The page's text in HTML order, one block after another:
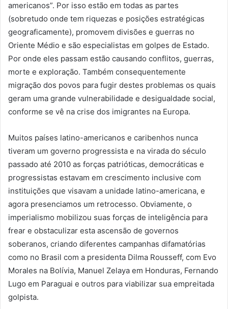
americanos”. Por isso estão em todas as partes
(sobretudo onde tem riquezas e posições estratégicas
geograficamente), promovem divisões e guerras no
Oriente Médio e são especialistas em golpes de Estado.
Por onde eles passam estão causando conflitos, guerras,
morte e exploração. Também consequentemente
migração dos povos para fugir destes problemas os quais
geram uma grande vulnerabilidade e desigualdade social,
conforme se vê na crise dos imigrantes na Europa.
Muitos países latino-americanos e caribenhos nunca
tiveram um governo progressista e na virada do século
passado até 2010 as forças patrióticas, democráticas e
progressistas estavam em crescimento inclusive com
instituições que visavam a unidade latino-americana, e
agora presenciamos um retrocesso. Obviamente, o
imperialismo mobilizou suas forças de inteligência para
frear e obstaculizar esta ascensão de governos
soberanos, criando diferentes campanhas difamatórias
como no Brasil com a presidenta Dilma Rousseff, com Evo
Morales na Bolívia, Manuel Zelaya em Honduras, Fernando
Lugo em Paraguai e outros para viabilizar sua empreitada
golpista.